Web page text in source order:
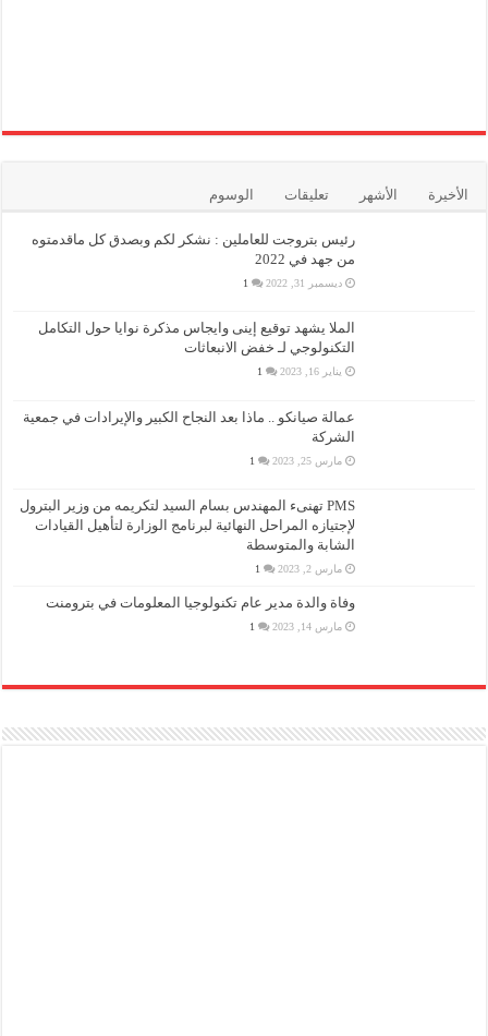
الأخيرة الأشهر تعليقات الوسوم
رئيس بتروجت للعاملين : نشكر لكم وبصدق كل ماقدمتوه
من جهد في 2022
ديسمبر 31, 2022 1
الملا يشهد توقيع إينى وايجاس مذكرة نوايا حول التكامل
التكنولوجي لـ خفض الانبعاثات
يناير 16, 2023 1
عمالة صيانكو .. ماذا بعد النجاح الكبير والإيرادات في جمعية
الشركة
مارس 25, 2023 1
PMS تهنىء المهندس بسام السيد لتكريمه من وزير البترول
لإجتيازه المراحل النهائية لبرنامج الوزارة لتأهيل القيادات
الشابة والمتوسطة
مارس 2, 2023 1
وفاة والدة مدير عام تكنولوجيا المعلومات في بترومنت
مارس 14, 2023 1